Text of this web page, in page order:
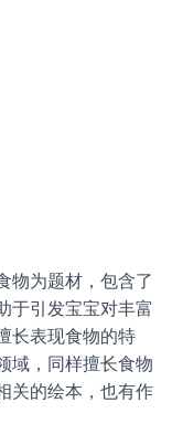
物为题材，包含了
于引发宝宝对丰富
长表现食物的特
域，同样擅长食物
关的绘本，也有作